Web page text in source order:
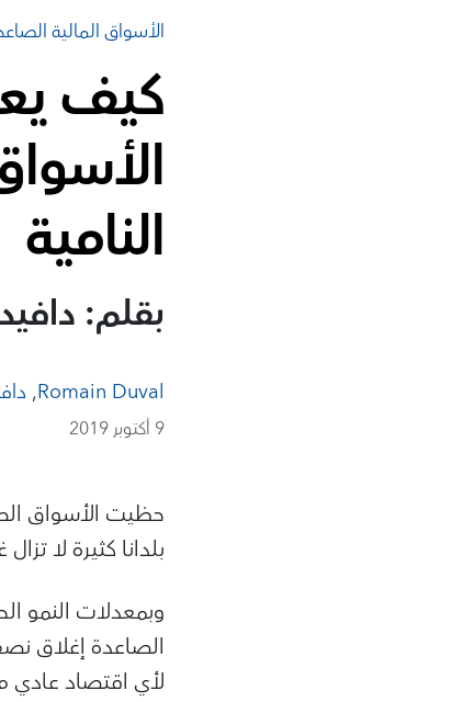
الأسواق المالية
كيف
النامية
بقلم:
Romain Duval
,
9 أكتوبر 2019
حظيت الأسواق
بلدانا كثيرة لا
لأي اقتصاد عادي